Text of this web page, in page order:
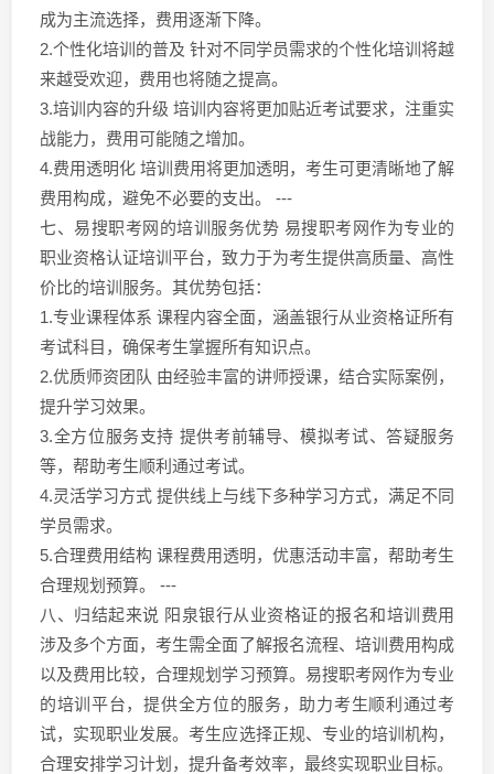
成为主流选择，费用逐渐下降。
2.个性化培训的普及 针对不同学员需求的个性化培训将越
来越受欢迎，费用也将随之提高。
3.培训内容的升级 培训内容将更加贴近考试要求，注重实
战能力，费用可能随之增加。
4.费用透明化 培训费用将更加透明，考生可更清晰地了解
费用构成，避免不必要的支出。 ---
七、易搜职考网的培训服务优势 易搜职考网作为专业的
职业资格认证培训平台，致力于为考生提供高质量、高性
价比的培训服务。其优势包括：
1.专业课程体系 课程内容全面，涵盖银行从业资格证所有
考试科目，确保考生掌握所有知识点。
2.优质师资团队 由经验丰富的讲师授课，结合实际案例，
提升学习效果。
3.全方位服务支持 提供考前辅导、模拟考试、答疑服务
等，帮助考生顺利通过考试。
4.灵活学习方式 提供线上与线下多种学习方式，满足不同
学员需求。
5.合理费用结构 课程费用透明，优惠活动丰富，帮助考生
合理规划预算。 ---
八、归结起来说 阳泉银行从业资格证的报名和培训费用
涉及多个方面，考生需全面了解报名流程、培训费用构成
以及费用比较，合理规划学习预算。易搜职考网作为专业
的培训平台，提供全方位的服务，助力考生顺利通过考
试，实现职业发展。考生应选择正规、专业的培训机构，
合理安排学习计划，提升备考效率，最终实现职业目标。